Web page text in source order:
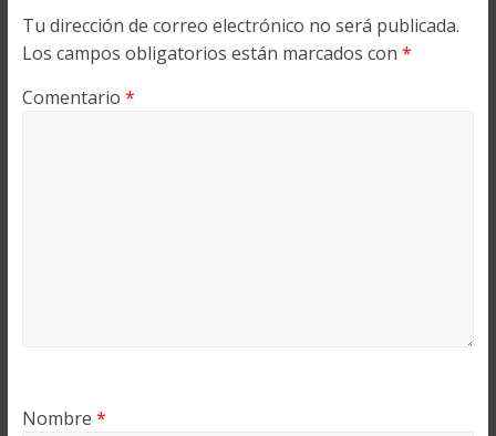
Tu dirección de correo electrónico no será publicada.
Los campos obligatorios están marcados con *
Comentario *
Nombre *